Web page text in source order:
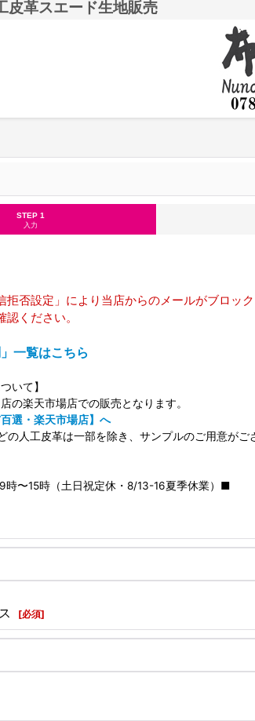
皮革スエード生地販売
STEP 1
入力
拒否設定」により当店からのメールがブロ
ください。
一覧はこちら
いて】
の楽天市場店での販売となります。
選・楽天市場店】へ
の人工皮革は一部を除き、サンプルのご用意がご
時〜15時（土日祝定休・8/13-16夏季休業）■
[必須]